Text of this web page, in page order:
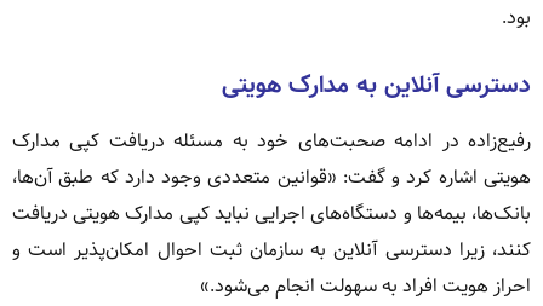
بود.
دسترسی آنلاین به مدارک هویتی
رفیع‌زاده در ادامه صحبت‌های خود به مسئله دریافت کپی مدارک
هویتی اشاره کرد و گفت: «قوانین متعددی وجود دارد که طبق آن‌ها،
بانک‌ها، بیمه‌ها و دستگاه‌های اجرایی نباید کپی مدارک هویتی دریافت
کنند، زیرا دسترسی آنلاین به سازمان ثبت احوال امکان‌پذیر است و
احراز هویت افراد به سهولت انجام می‌شود.»